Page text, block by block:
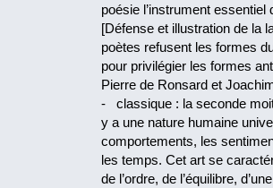
poésie l’instrument
[Défense et illustration de la
poètes refusent les formes
pour privilégier les formes
Pierre de Ronsard et
- classique : la seconde
y a une nature humaine
comportements, les
les temps. Cet art se
de l’ordre, de l’équilibre,